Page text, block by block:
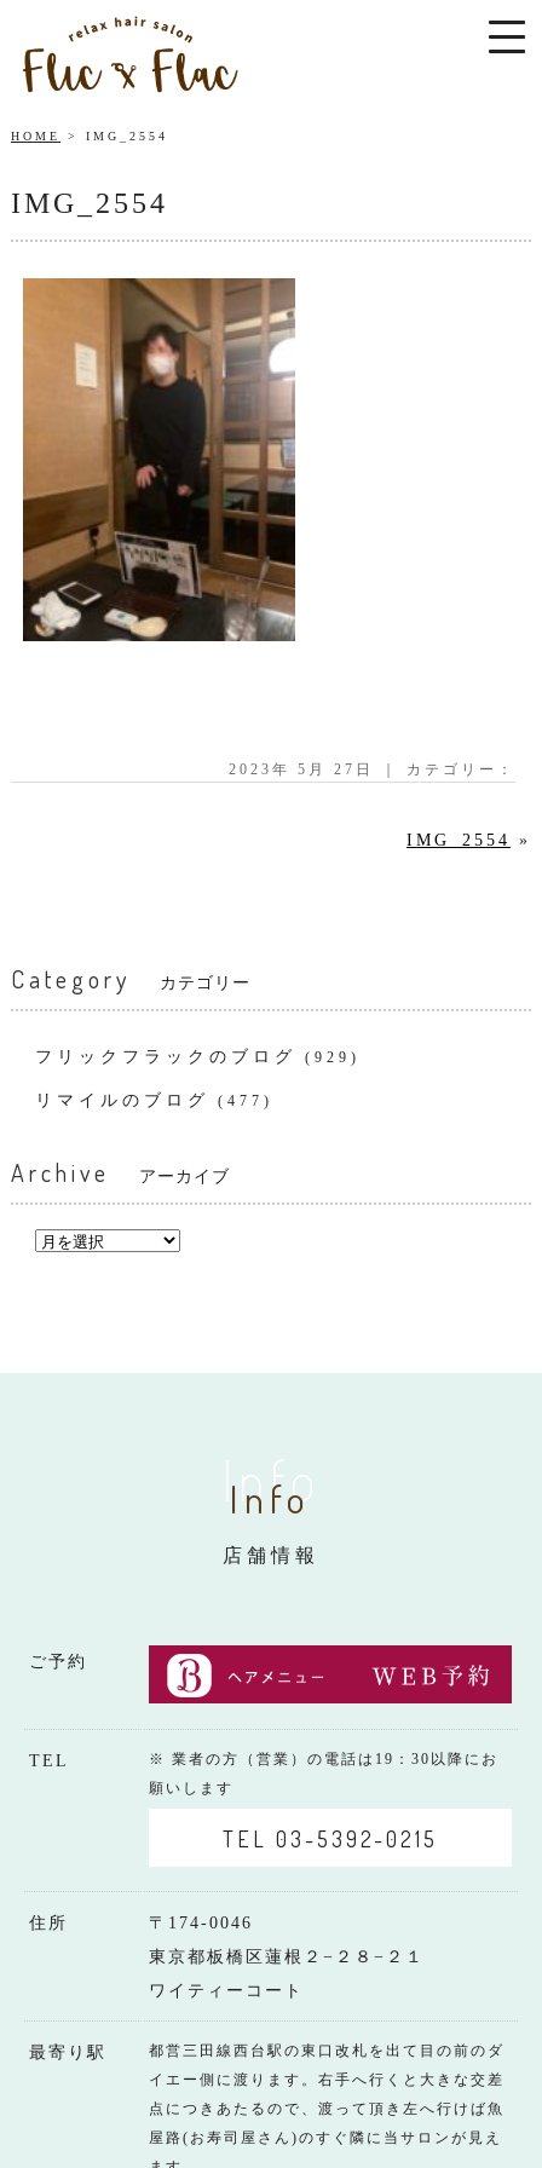
HOME IMG_2554
IMG_2554
2023年 5月 27日 ｜ カテゴリー：
IMG_2554 »
Category カテゴリー
フリックフラックのブログ (929)
リマイルのブログ (477)
Archive アーカイブ
Info
Info
店舗情報
ご予約
TEL
※ 業者の方（営業）の電話は19：30以降にお
願いします
TEL 03-5392-0215
住所
〒174-0046
東京都板橋区蓮根２−２８−２１
ワイティーコート
最寄り駅
都営三田線西台駅の東口改札を出て目の前のダ
イエー側に渡ります。右手へ行くと大きな交差
点につきあたるので、渡って頂き左へ行けば魚
屋路(お寿司屋さん)のすぐ隣に当サロンが見え